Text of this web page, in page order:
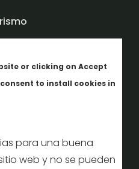
or clicking on Accept
to install cookies in
para una buena
web y no se pueden